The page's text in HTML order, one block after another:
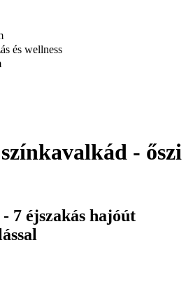
és wellness
- őszi
7 éjszakás hajóút